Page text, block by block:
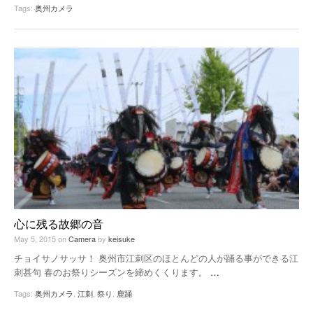
Tags: 奥州カメラ
心に残る故郷の音
May 5, 2015onCameraby keisuke
チョイサノサッサ！ 奥州市江刺区のほとんどの人が踊る事ができる江
刺甚句 春のお祭りシーズンを締めくくります。 …
Tags: 奥州カメラ 江刺 祭り 鹿踊